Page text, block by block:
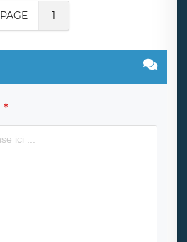
PAGE 1